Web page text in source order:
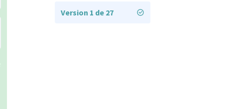
Version 1 de 27